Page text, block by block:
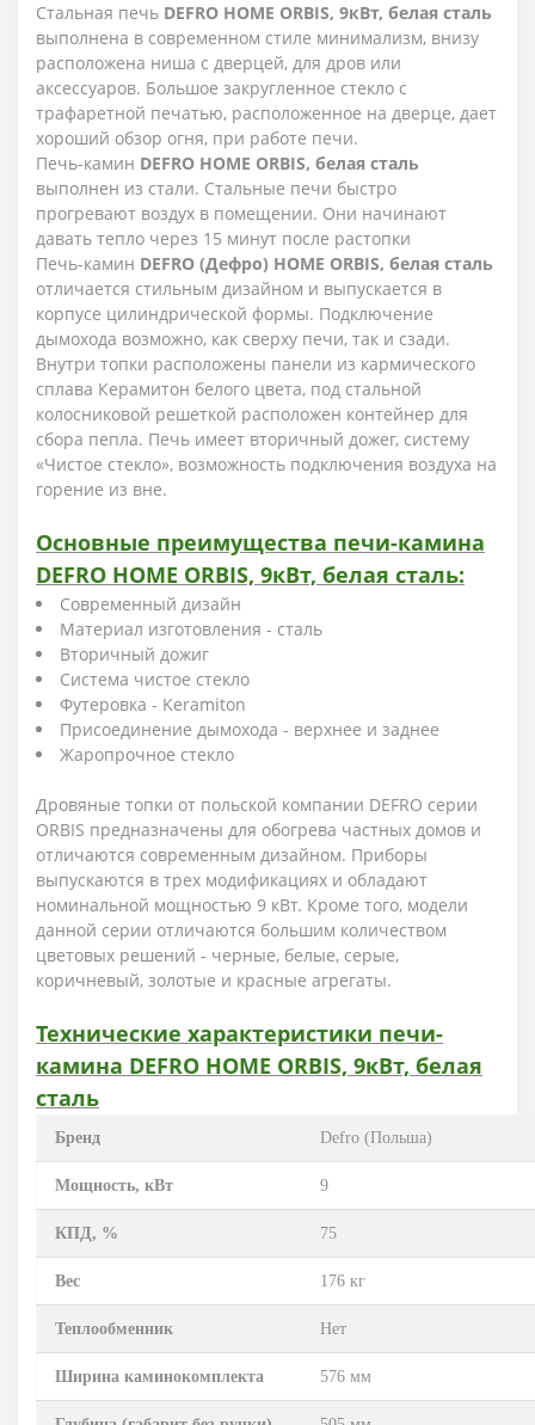
Стальная печь DEFRO HOME ORBIS, 9кВт, белая сталь
выполнена в современном стиле минимализм, внизу
расположена ниша с дверцей, для дров или
аксессуаров. Большое закругленное стекло с
трафаретной печатью, расположенное на дверце, дает
хороший обзор огня, при работе печи.
Печь-камин DEFRO HOME ORBIS, белая сталь
выполнен из стали. Стальные печи быстро
прогревают воздух в помещении. Они начинают
давать тепло через 15 минут после растопки
Печь-камин DEFRO (Дефро) HOME ORBIS, белая сталь
отличается стильным дизайном и выпускается в
корпусе цилиндрической формы. Подключение
дымохода возможно, как сверху печи, так и сзади.
Внутри топки расположены панели из кармического
сплава Керамитон белого цвета, под стальной
колосниковой решеткой расположен контейнер для
сбора пепла. Печь имеет вторичный дожег, систему
«Чистое стекло», возможность подключения воздуха на
горение из вне.
Основные преимущества печи-камина
DEFRO HOME ORBIS, 9кВт, белая сталь:
Современный дизайн
Материал изготовления - сталь
Вторичный дожиг
Система чистое стекло
Футеровка - Keramiton
Присоединение дымохода - верхнее и заднее
Жаропрочное стекло
Дровяные топки от польской компании DEFRO серии
ORBIS предназначены для обогрева частных домов и
отличаются современным дизайном. Приборы
выпускаются в трех модификациях и обладают
номинальной мощностью 9 кВт. Кроме того, модели
данной серии отличаются большим количеством
цветовых решений - черные, белые, серые,
коричневый, золотые и красные агрегаты.
Технические характеристики печи-
камина DEFRO HOME ORBIS, 9кВт, белая
сталь
Бренд Defro (Польша)
Мощность, кВт 9
КПД, % 75
Вес 176 кг
Теплообменник Нет
Ширина каминокомплекта 576 мм